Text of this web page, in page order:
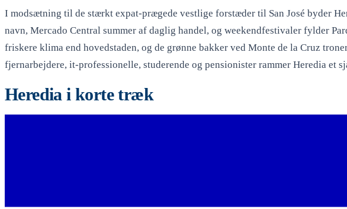
I modsætning til de stærkt expat-prægede vestlige forstæder til San José byder
navn, Mercado Central summer af daglig handel, og weekendfestivaler fylder
friskere klima end hovedstaden, og de grønne bakker ved Monte de la Cruz
fjernarbejdere, it-professionelle, studerende og pensionister rammer Heredia
Heredia i korte træk